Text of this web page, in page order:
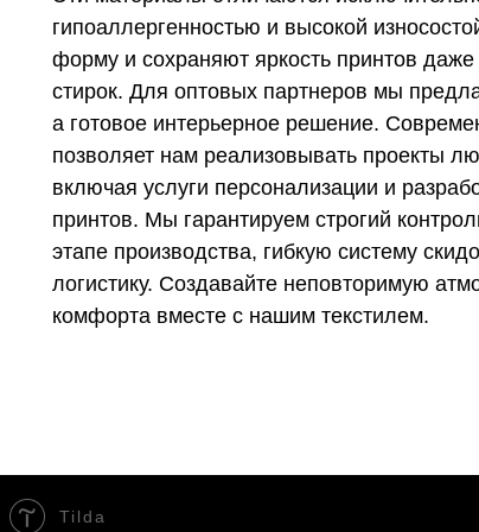
гипоаллергенностью и высокой
форму и сохраняют яркость принтов
стирок. Для оптовых партнеров мы
а готовое интерьерное решение.
позволяет нам реализовывать проекты
включая услуги персонализации и
принтов. Мы гарантируем строгий
этапе производства, гибкую систему
логистику. Создавайте неповторимую
комфорта вместе с нашим текстилем.
Tilda